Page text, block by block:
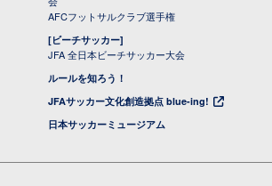
AFCフットサルクラブ選手権
[ビーチサッカー]
JFA 全日本ビーチサッカー大会
ルールを知ろう！
JFAサッカー文化創造拠点 blue-ing!
日本サッカーミュージアム